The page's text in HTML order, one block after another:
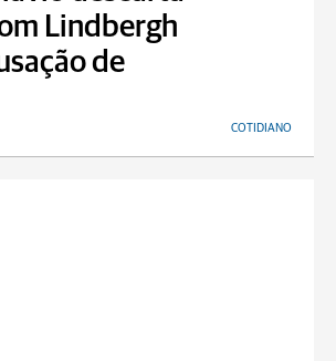
Lindbergh
de
COTIDIANO